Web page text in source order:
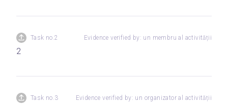
Task no.2 Evidence verified by: un membru al activității
2
Task no.3 Evidence verified by: un organizator al activității